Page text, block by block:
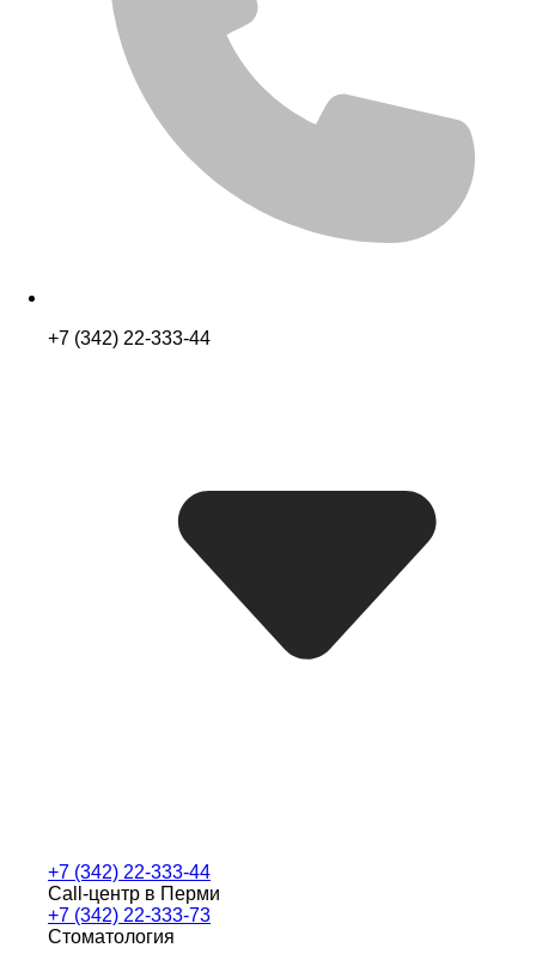
+7 (342) 22-333-44
+7 (342) 22-333-44
Call-центр в Перми
+7 (342) 22-333-73
Стоматология